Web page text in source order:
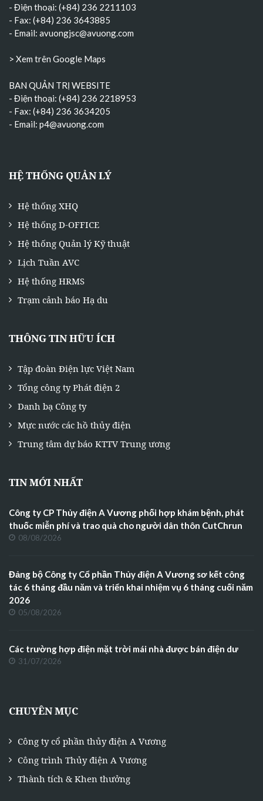
- Điện thoại: (+84) 236 2211103
- Fax: (+84) 236 3643885
- Email: avuongjsc@avuong.com
> Xem trên Google Maps
BAN QUẢN TRỊ WEBSITE
- Điện thoại: (+84) 236 2218953
- Fax: (+84) 236 3634205
- Email: p4@avuong.com
HỆ THỐNG QUẢN LÝ
Hệ thống XHQ
Hệ thống D-OFFICE
Hệ thống Quản lý Kỹ thuật
Lịch Tuần AVC
Hệ thống HRMS
Trạm cảnh báo Hạ du
THÔNG TIN HỮU ÍCH
Tập đoàn Điện lực Việt Nam
Tổng công ty Phát điện 2
Danh bạ Công ty
Mực nước các hồ thủy điện
Trung tâm dự báo KTTV Trung ương
TIN MỚI NHẤT
Công ty CP Thủy điện A Vương phối hợp khám bệnh, phát
thuốc miễn phí và trao quà cho người dân thôn CutChrun
08/08/2026
Đảng bộ Công ty Cổ phần Thủy điện A Vương sơ kết công
tác 6 tháng đầu năm và triển khai nhiệm vụ 6 tháng cuối năm
2026
05/08/2026
Các trường hợp điện mặt trời mái nhà được bán điện dư
31/07/2026
CHUYÊN MỤC
Công ty cổ phần thủy điện A Vương
Công trình Thủy điện A Vương
Thành tích & Khen thưởng